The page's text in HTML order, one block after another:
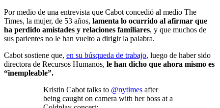
Por medio de una entrevista que Cabot concedió al medio The
Times, la mujer, de 53 años, lamenta lo ocurrido al afirmar que
ha perdido amistades y relaciones familiares, y que muchos de
sus parientes no le han vuelto a dirigir la palabra.
Cabot sostiene que, en su búsqueda de trabajo, luego de haber sido
directora de Recursos Humanos, le han dicho que ahora mismo es
“inempleable”.
Kristin Cabot talks to @nytimes after
being caught on camera with her boss at a